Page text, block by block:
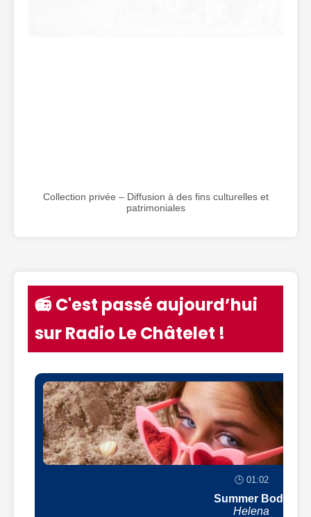
Collection privée – Diffusion à des fins culturelles et
patrimoniales
📻 C'est passé aujourd’hui
sur Radio Le Châtelet !
🕒 01:02
Summer Body
Helena